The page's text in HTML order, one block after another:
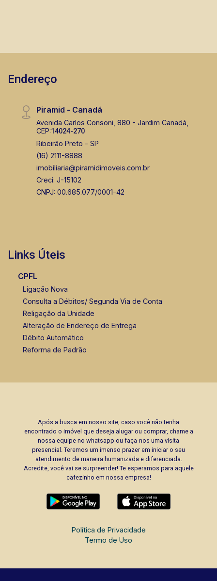
Endereço
Piramid - Canadá
Avenida Carlos Consoni, 880 - Jardim Canadá,
CEP:14024-270
Ribeirão Preto - SP
(16) 2111-8888
imobiliaria@piramidimoveis.com.br
Creci: J-15102
CNPJ: 00.685.077/0001-42
Links Úteis
CPFL
Ligação Nova
Consulta a Débitos/ Segunda Via de Conta
Religação da Unidade
Alteração de Endereço de Entrega
Débito Automático
Reforma de Padrão
Após a busca em nosso site, caso você não tenha
encontrado o imóvel que deseja alugar ou comprar, chame a
nossa equipe no whatsapp ou faça-nos uma visita
presencial. Teremos um imenso prazer em iniciar o seu
atendimento de maneira humanizada e diferenciada.
Acredite, você vai se surpreender! Te esperamos para aquele
cafezinho em nossa empresa!
Política de Privacidade
Termo de Uso